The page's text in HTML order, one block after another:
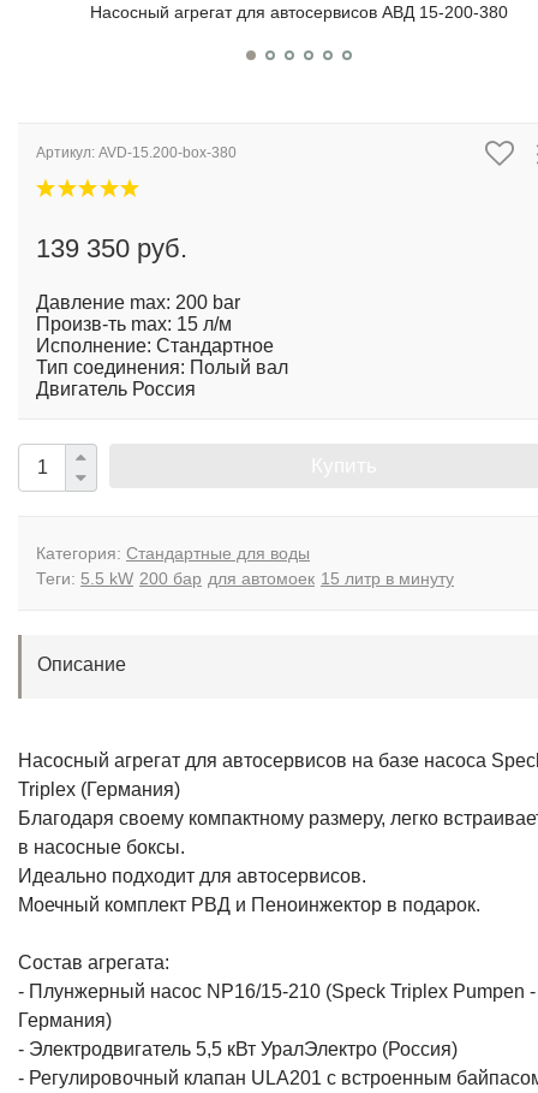
Насосный агрегат для автосервисов АВД 15-200-380
Артикул: AVD-15.200-box-380
139 350 руб.
Давление max: 200 bar
Произв-ть max: 15 л/м
Исполнение: Стандартное
Тип соединения: Полый вал
Двигатель Россия
Категория: Стандартные для воды
Теги: 5.5 kW 200 бар для автомоек 15 литр в минуту
Описание
Насосный агрегат для автосервисов на базе насоса
Triplex (Германия)
Благодаря своему компактному размеру, легко
в насосные боксы.
Идеально подходит для автосервисов.
Моечный комплект РВД и Пеноинжектор в подарок.
Состав агрегата:
- Плунжерный насос NP16/15-210 (Speck Triplex Pumpen -
Германия)
- Электродвигатель 5,5 кВт УралЭлектро (Россия)
- Регулировочный клапан ULA201 с встроенным